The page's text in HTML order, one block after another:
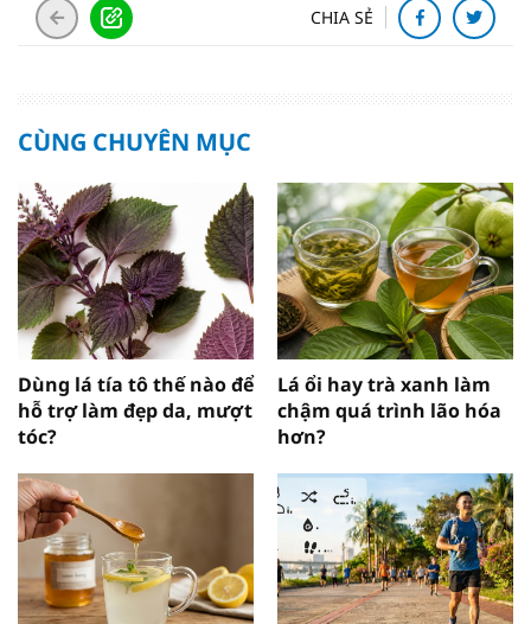
CHIA SẺ
CÙNG CHUYÊN MỤC
Dùng lá tía tô thế nào để
hỗ trợ làm đẹp da, mượt
tóc?
Lá ổi hay trà xanh làm
chậm quá trình lão hóa
hơn?